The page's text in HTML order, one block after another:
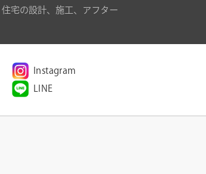
宅の設計、施工、アフター
Instagram
LINE